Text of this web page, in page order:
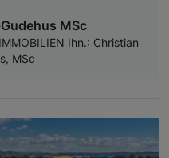
MSc
Ihn.: Christian
MSc